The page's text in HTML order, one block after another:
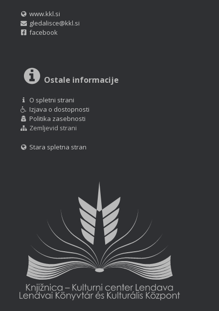
www.kkl.si
gledalisce@kkl.si
facebook
Ostale informacije
O spletni strani
Izjava o dostopnosti
Politika zasebnosti
Zemljevid strani
Stara spletna stran